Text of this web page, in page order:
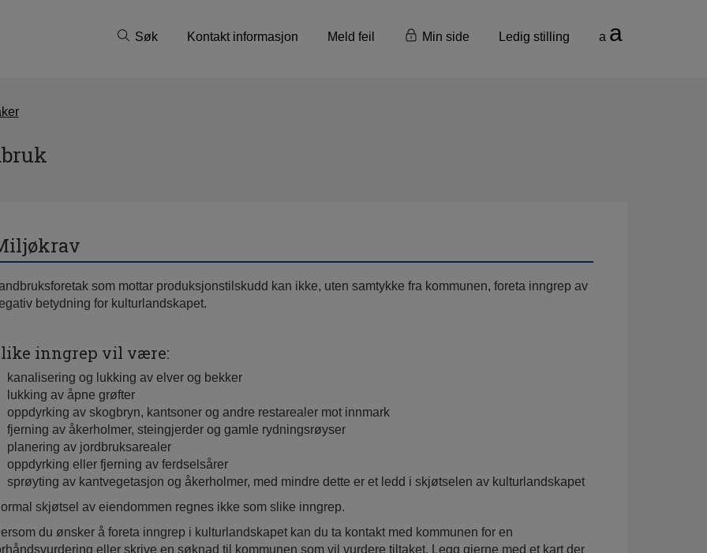
Søk Kontakt informasjon Meld feil Min side Ledig stilling a a
som mottar produksjonstilskudd kan ikke, uten samtykke fra kommunen, foreta inngrep av
betydning for kulturlandskapet.
inngrep vil være:
kanalisering og lukking av elver og bekker
lukking av åpne grøfter
oppdyrking av skogbryn, kantsoner og andre restarealer mot innmark
fjerning av åkerholmer, steingjerder og gamle rydningsrøyser
planering av jordbruksarealer
oppdyrking eller fjerning av ferdselsårer
sprøyting av kantvegetasjon og åkerholmer, med mindre dette er et ledd i skjøtselen av kulturlandskapet
skjøtsel av eiendommen regnes ikke som slike inngrep.
du ønsker å foreta inngrep i kulturlandskapet kan du ta kontakt med kommunen for en
eller skrive en søknad til kommunen som vil vurdere tiltaket. Legg gjerne med et kart der